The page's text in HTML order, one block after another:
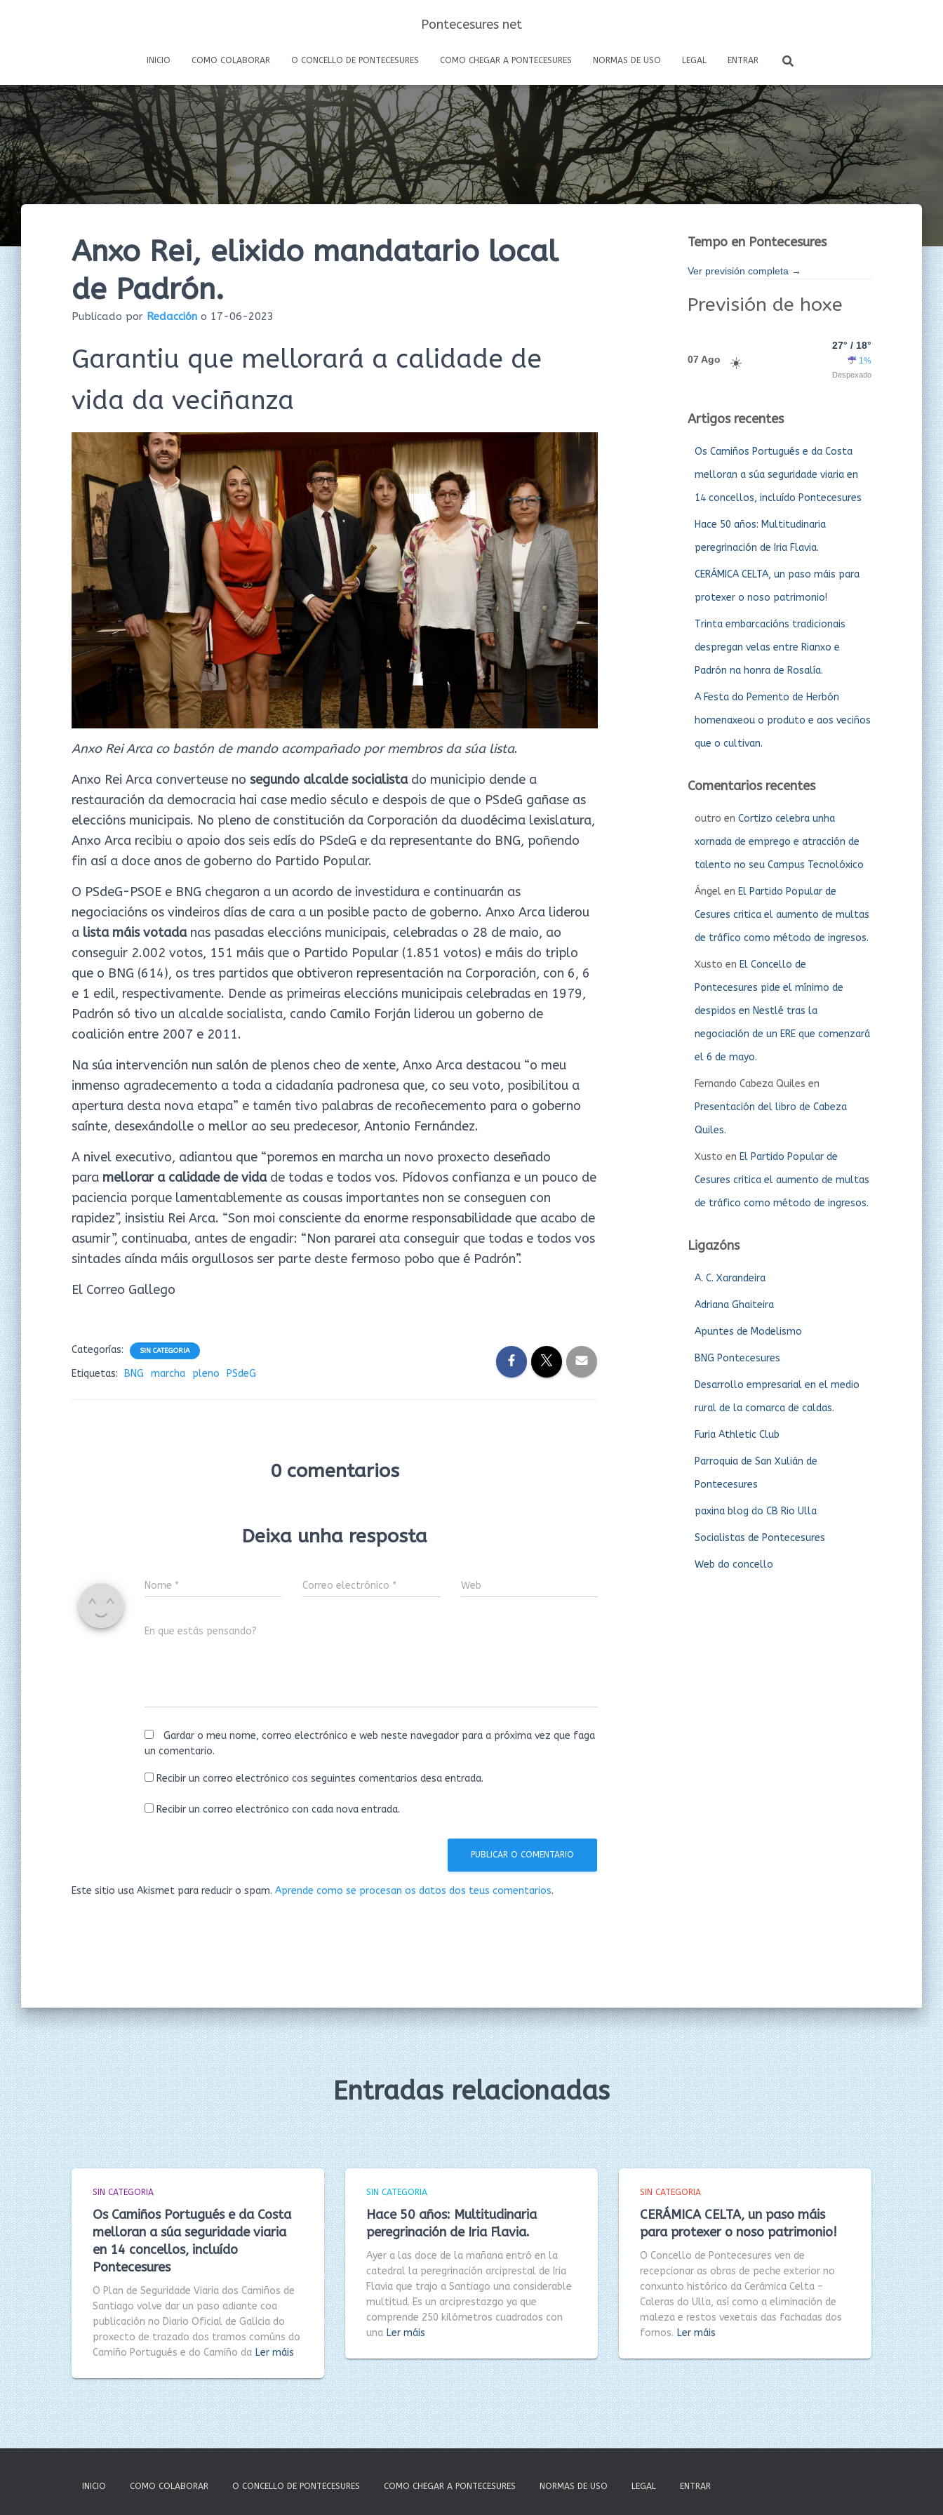
Pontecesures net
INICIO COMO COLABORAR O CONCELLO DE PONTECESURES COMO CHEGAR A PONTECESURES NORMAS DE USO LEGAL ENTRAR
Anxo Rei, elixido mandatario local
de Padrón.
Publicado por Redacción o 17-06-2023
Garantiu que mellorará a calidade de
vida da veciñanza
Anxo Rei Arca co bastón de mando acompañado por membros da súa lista.
Anxo Rei Arca converteuse no segundo alcalde socialistado municipio dende a
restauración da democracia hai case medio século e despois de que o PSdeG gañase as
eleccións municipais. No pleno de constitución da Corporación da duodécima lexislatura,
Anxo Arca recibiu o apoio dos seis edís do PSdeG e da representante do BNG, poñendo
fin así a doce anos de goberno do Partido Popular.
O PSdeG-PSOE e BNG chegaron a un acordo de investidura e continuarán as
negociacións os vindeiros días de cara a un posible pacto de goberno. Anxo Arca liderou
a lista máis votadanas pasadas eleccións municipais, celebradas o 28 de maio, ao
conseguir 2.002 votos, 151 máis que o Partido Popular (1.851 votos) e máis do triplo
que o BNG (614), os tres partidos que obtiveron representación na Corporación, con 6, 6
e 1 edil, respectivamente. Dende as primeiras eleccións municipais celebradas en 1979,
Padrón só tivo un alcalde socialista, cando Camilo Forján liderou un goberno de
coalición entre 2007 e 2011.
Na súa intervención nun salón de plenos cheo de xente, Anxo Arca destacou “o meu
inmenso agradecemento a toda a cidadanía padronesa que, co seu voto, posibilitou a
apertura desta nova etapa” e tamén tivo palabras de recoñecemento para o goberno
saínte, desexándolle o mellor ao seu predecesor, Antonio Fernández.
A nivel executivo, adiantou que “poremos en marcha un novo proxecto deseñado
para mellorar a calidade de vida de todas e todos vos. Pídovos confianza e un pouco de
paciencia porque lamentablemente as cousas importantes non se conseguen con
rapidez”, insistiu Rei Arca. “Son moi consciente da enorme responsabilidade que acabo de
asumir”, continuaba, antes de engadir: “Non pararei ata conseguir que todas e todos vos
sintades aínda máis orgullosos ser parte deste fermoso pobo que é Padrón”.
El Correo Gallego
Categorías: SIN CATEGORIA
Etiquetas: BNG marcha pleno PSdeG
0 comentarios
Deixa unha resposta
Nome * Correo electrónico * Web
En que estás pensando?
Gardar o meu nome, correo electrónico e web neste navegador para a próxima vez que faga
un comentario.
Recibir un correo electrónico cos seguintes comentarios desa entrada.
Recibir un correo electrónico con cada nova entrada.
Este sitio usa Akismet para reducir o spam. Aprende como se procesan os datos dos teus comentarios.
Tempo en Pontecesures
Ver previsión completa →
Previsión de hoxe
07 Ago
27° / 18°
1%
Despexado
Artigos recentes
Os Camiños Portugués e da Costa
melloran a súa seguridade viaria en
14 concellos, incluído Pontecesures
Hace 50 años: Multitudinaria
peregrinación de Iria Flavia.
CERÁMICA CELTA, un paso máis para
protexer o noso patrimonio!
Trinta embarcacións tradicionais
despregan velas entre Rianxo e
Padrón na honra de Rosalía.
A Festa do Pemento de Herbón
homenaxeou o produto e aos veciños
que o cultivan.
Comentarios recentes
outro en Cortizo celebra unha
xornada de emprego e atracción de
talento no seu Campus Tecnolóxico
Ángelen El Partido Popular de
Cesures critica el aumento de multas
de tráfico como método de ingresos.
Xusto en El Concello de
Pontecesures pide el mínimo de
despidos en Nestlé tras la
negociación de un ERE que comenzará
el 6 de mayo.
Fernando Cabeza Quiles en
Presentación del libro de Cabeza
Quiles.
Xusto en El Partido Popular de
Cesures critica el aumento de multas
de tráfico como método de ingresos.
Ligazóns
A. C. Xarandeira
Adriana Ghaiteira
Apuntes de Modelismo
BNG Pontecesures
Desarrollo empresarial en el medio
rural de la comarca de caldas.
Furia Athletic Club
Parroquia de San Xulián de
Pontecesures
paxina blog do CB Rio Ulla
Socialistas de Pontecesures
Web do concello
Entradas relacionadas
SIN CATEGORIA
Os Camiños Portugués e da Costa
melloran a súa seguridade viaria
en 14 concellos, incluído
Pontecesures
O Plan de Seguridade Viaria dos Camiños de
Santiago volve dar un paso adiante coa
publicación no Diario Oficial de Galicia do
proxecto de trazado dos tramos comúns do
Camiño Portugués e do Camiño da Ler máis
SIN CATEGORIA
Hace 50 años: Multitudinaria
peregrinación de Iria Flavia.
Ayer a las doce de la mañana entró en la
catedral la peregrinación arciprestal de Iria
Flavia que trajo a Santiago una considerable
multitud. Es un arciprestazgo ya que
comprende 250 kilómetros cuadrados con
una Ler máis
SIN CATEGORIA
CERÁMICA CELTA, un paso máis
para protexer o noso patrimonio!
O Concello de Pontecesures ven de
recepcionar as obras de peche exterior no
conxunto histórico da Cerámica Celta –
Caleras do Ulla, así como a eliminación de
maleza e restos vexetais das fachadas dos
fornos. Ler máis
INICIO COMO COLABORAR O CONCELLO DE PONTECESURES COMO CHEGAR A PONTECESURES NORMAS DE USO LEGAL ENTRAR